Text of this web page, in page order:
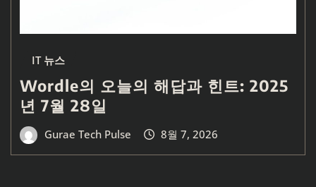
IT 뉴스
Wordle의 오늘의 해답과 힌트: 2025
년 7월 28일
Gurae Tech Pulse 8월 7, 2026